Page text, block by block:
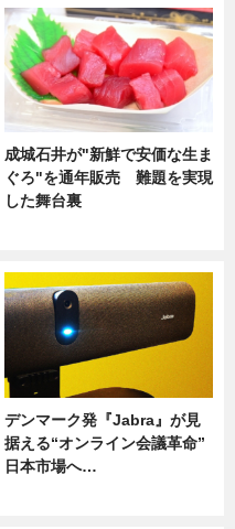
成城石井が"新鮮で安価な生ま
ぐろ"を通年販売 難題を実現
した舞台裏
デンマーク発『Jabra』が見
据える“オンライン会議革命”
日本市場へ…